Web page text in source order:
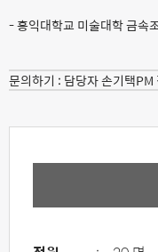
- 홍익대학교 미술대학 금속
문의하기 : 담당자 손기택